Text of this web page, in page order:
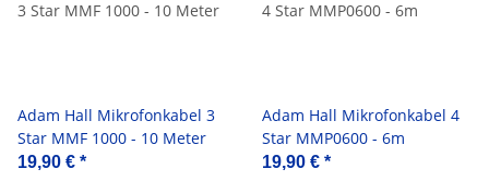
Adam Hall Mikrofonkabel 3
Star MMF 1000 - 10 Meter
19,90 € *
Adam Hall Mikrofonkabel 4
Star MMP0600 - 6m
19,90 € *